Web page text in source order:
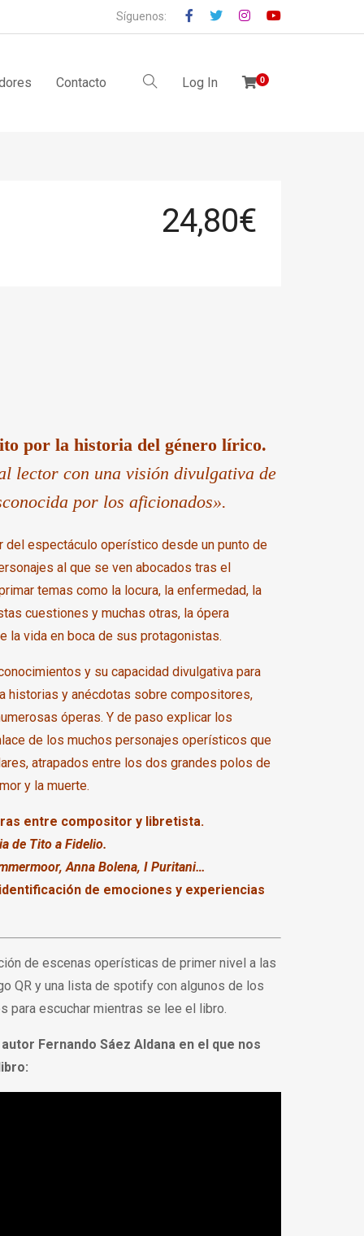
Síguenos:
Contacto Log In 0
24,80€
por la historia del género lírico.
lector con una visión divulgativa de
por los aficionados».
del espectáculo operístico desde un punto de
al que se ven abocados tras el
temas como la locura, la enfermedad, la
cuestiones y muchas otras, la ópera
la vida en boca de sus protagonistas.
y su capacidad divulgativa para
historias y anécdotas sobre compositores,
óperas. Y de paso explicar los
de los muchos personajes operísticos que
atrapados entre los dos grandes polos de
y la muerte.
entre compositor y libretista.
de Tito a Fidelio.
Anna Bolena, I Puritani…
de emociones y experiencias
de escenas operísticas de primer nivel a las
QR y una lista de spotify con algunos de los
para escuchar mientras se lee el libro.
Fernando Sáez Aldana en el que nos